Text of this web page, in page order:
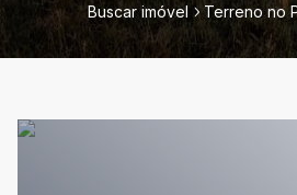
Buscar imóvel Terreno no